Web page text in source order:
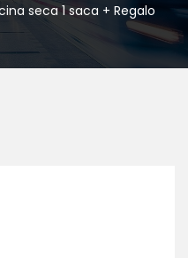
seca 1 saca + Regalo